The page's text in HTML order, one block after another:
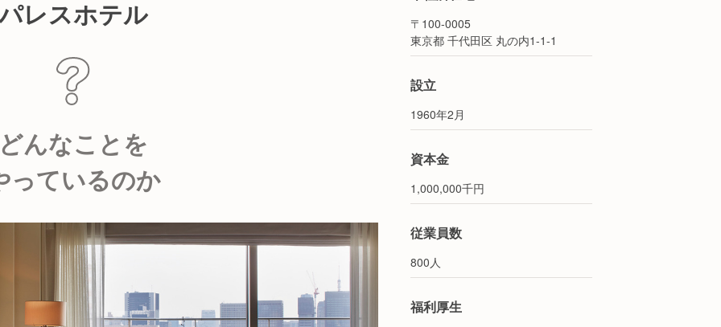
レスホテル
んなことを
っているのか
〒100-0005
東京都 千代田区 丸の内1-1-1
設立
1960年2月
資本金
1,000,000千円
従業員数
800人
福利厚生